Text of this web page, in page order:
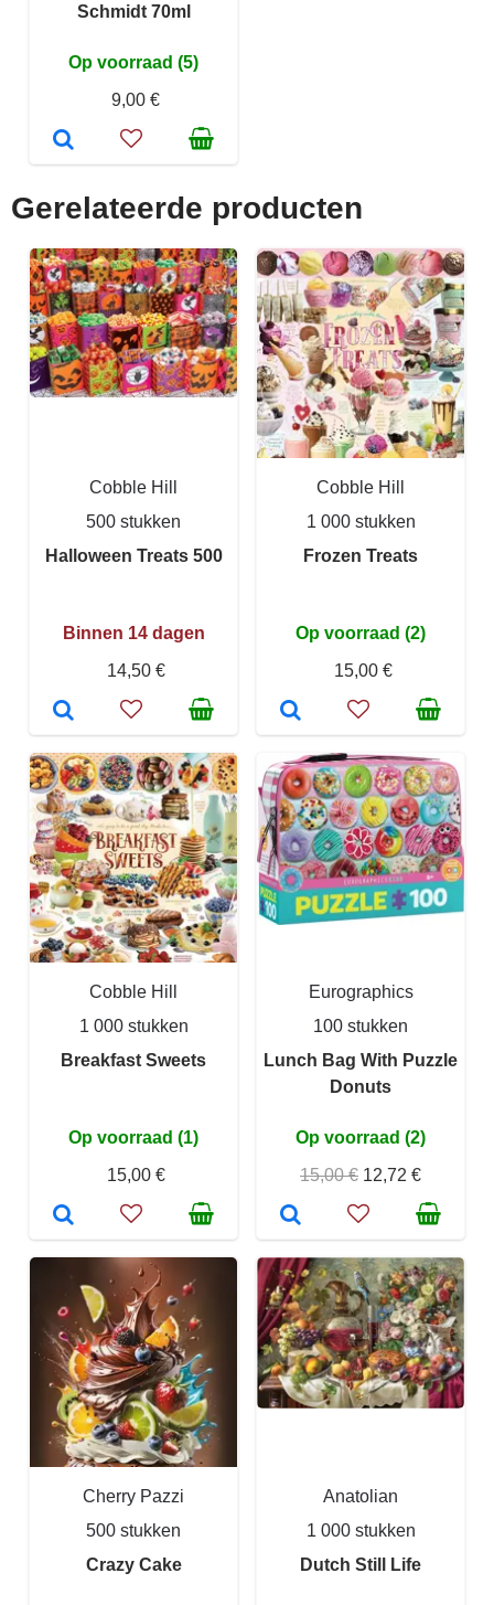
Schmidt 70ml
Op voorraad (5)
9,00 €
Gerelateerde producten
Cobble Hill
500 stukken
Halloween Treats 500
Binnen 14 dagen
14,50 €
Cobble Hill
1 000 stukken
Frozen Treats
Op voorraad (2)
15,00 €
Cobble Hill
1 000 stukken
Breakfast Sweets
Op voorraad (1)
15,00 €
Eurographics
100 stukken
Lunch Bag With Puzzle
Donuts
Op voorraad (2)
15,00 € 12,72 €
Cherry Pazzi
500 stukken
Crazy Cake
Anatolian
1 000 stukken
Dutch Still Life